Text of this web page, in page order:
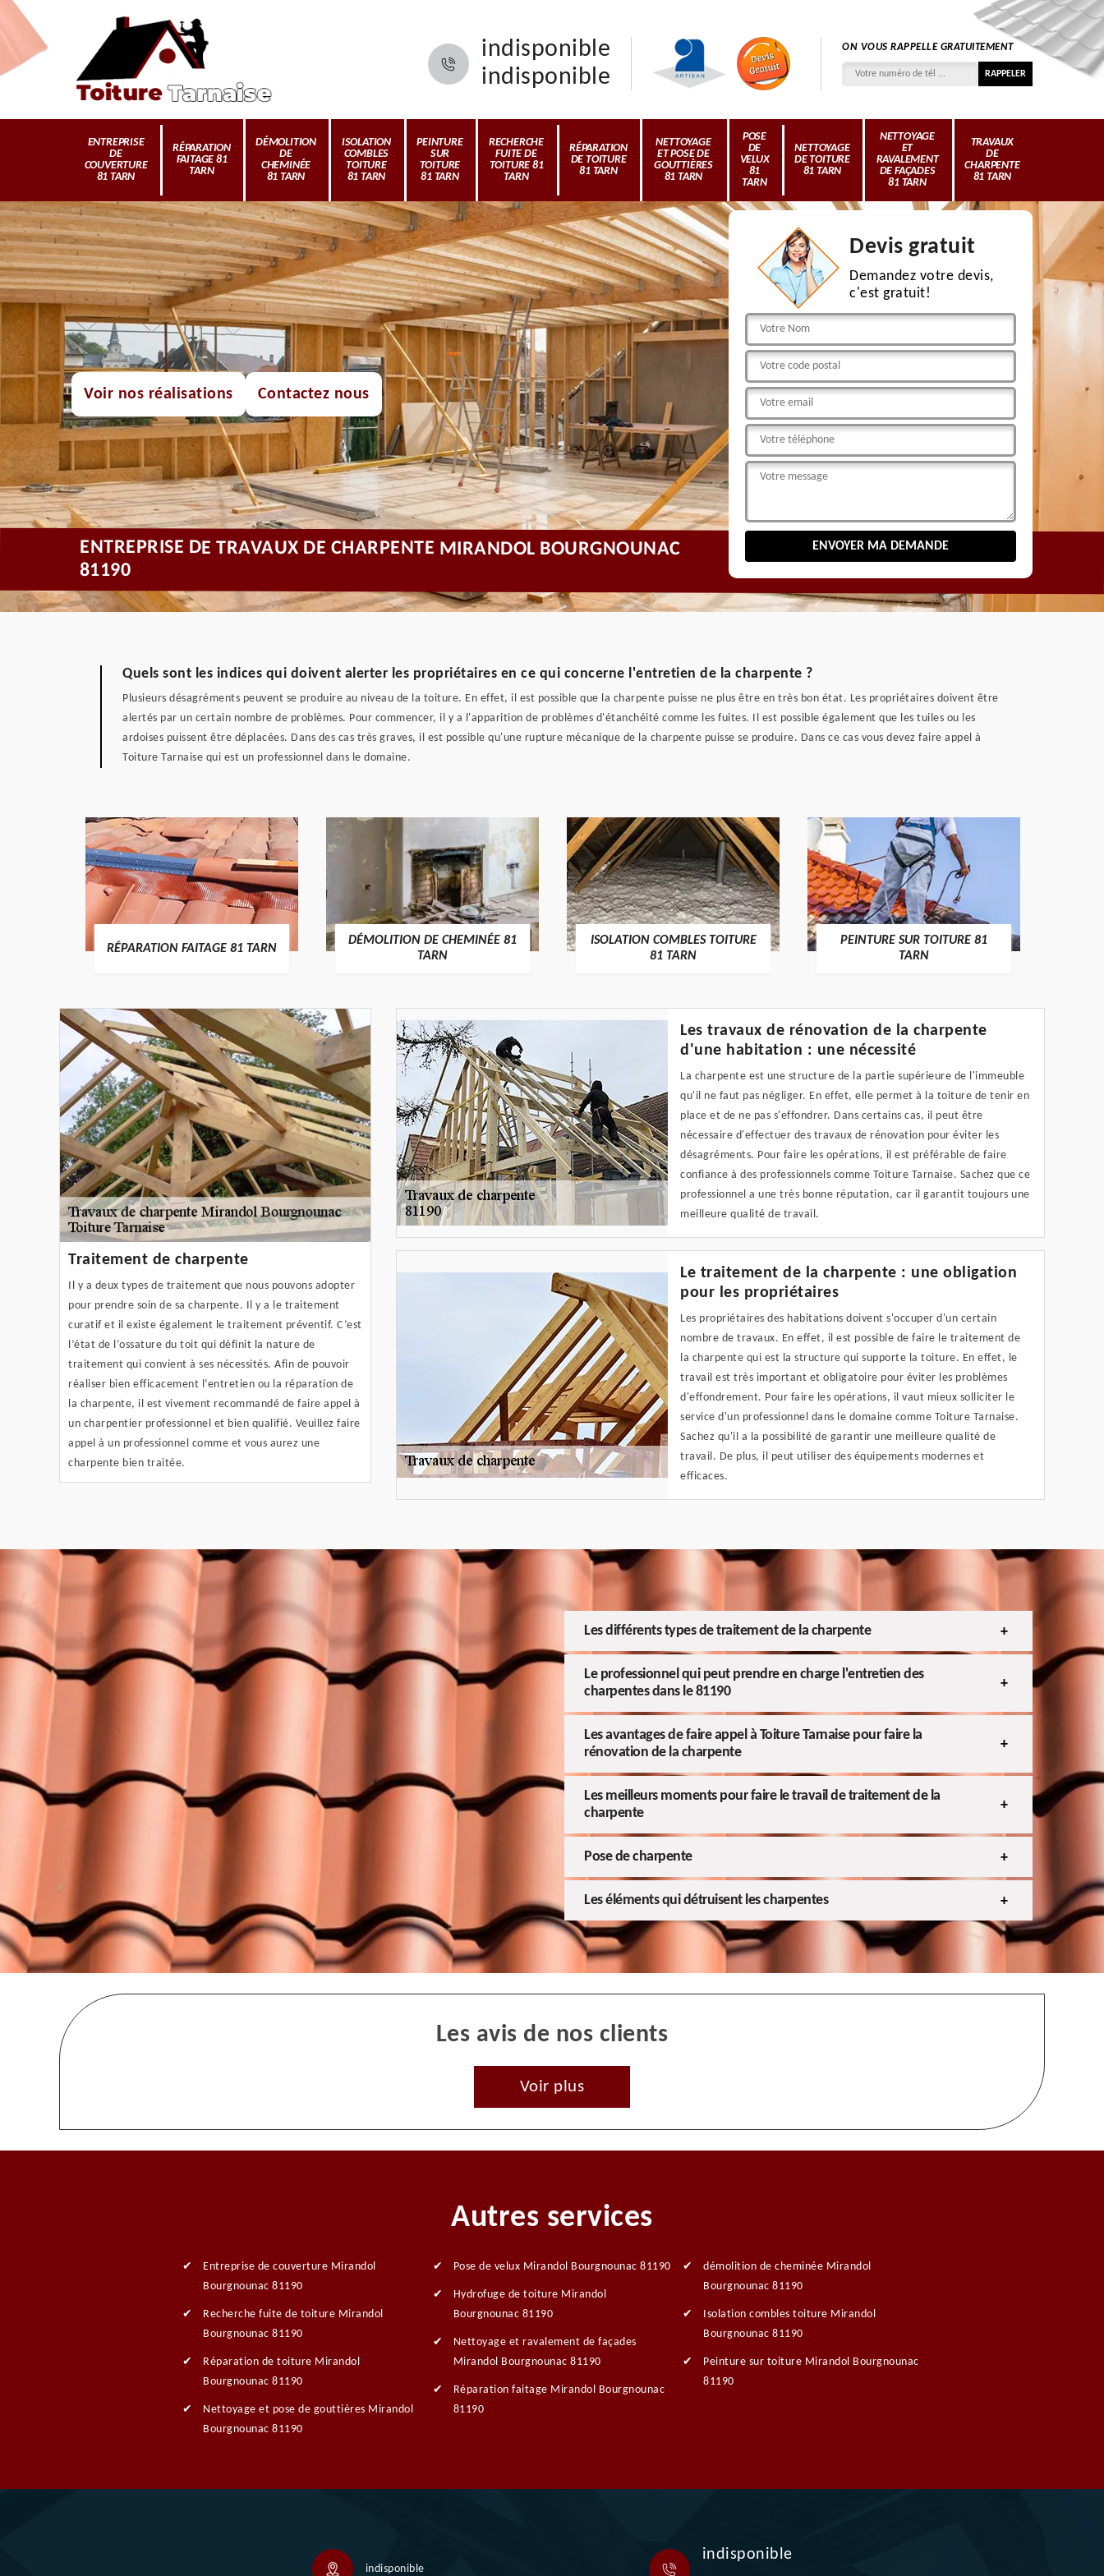
indisponible
indisponible
ON VOUS RAPPELLE GRATUITEMENT
ENTREPRISE
DE
COUVERTURE
81 TARN
RÉPARATION
FAITAGE 81
TARN
DÉMOLITION
DE
CHEMINÉE
81 TARN
ISOLATION
COMBLES
TOITURE
81 TARN
PEINTURE
SUR
TOITURE
81 TARN
RECHERCHE
FUITE DE
TOITURE 81
TARN
RÉPARATION
DE TOITURE
81 TARN
NETTOYAGE
ET POSE DE
GOUTTIÈRES
81 TARN
POSE
DE
VELUX
81
TARN
NETTOYAGE
DE TOITURE
81 TARN
NETTOYAGE
ET
RAVALEMENT
DE FAÇADES
81 TARN
TRAVAUX
DE
CHARPENTE
81 TARN
Voir nos réalisations Contactez nous
Devis gratuit
Demandez votre devis,
c'est gratuit!
ENTREPRISE DE TRAVAUX DE CHARPENTE MIRANDOL BOURGNOUNAC
81190
Quels sont les indices qui doivent alerter les propriétaires en ce qui concerne l'entretien de la charpente ?
Plusieurs désagréments peuvent se produire au niveau de la toiture. En effet, il est possible que la charpente puisse ne plus être en très bon état. Les propriétaires doivent être
alertés par un certain nombre de problèmes. Pour commencer, il y a l'apparition de problèmes d'étanchéité comme les fuites. Il est possible également que les tuiles ou les
ardoises puissent être déplacées. Dans des cas très graves, il est possible qu'une rupture mécanique de la charpente puisse se produire. Dans ce cas vous devez faire appel à
Toiture Tarnaise qui est un professionnel dans le domaine.
RÉPARATION FAITAGE 81 TARN
DÉMOLITION DE CHEMINÉE 81
TARN
ISOLATION COMBLES TOITURE
81 TARN
PEINTURE SUR TOITURE 81
TARN
Traitement de charpente
Il y a deux types de traitement que nous pouvons adopter
pour prendre soin de sa charpente. Il y a le traitement
curatif et il existe également le traitement préventif. C’est
l’état de l’ossature du toit qui définit la nature de
traitement qui convient à ses nécessités. Afin de pouvoir
réaliser bien efficacement l’entretien ou la réparation de
la charpente, il est vivement recommandé de faire appel à
un charpentier professionnel et bien qualifié. Veuillez faire
appel à un professionnel comme et vous aurez une
charpente bien traitée.
Les travaux de rénovation de la charpente
d'une habitation : une nécessité
La charpente est une structure de la partie supérieure de l'immeuble
qu'il ne faut pas négliger. En effet, elle permet à la toiture de tenir en
place et de ne pas s'effondrer. Dans certains cas, il peut être
nécessaire d'effectuer des travaux de rénovation pour éviter les
désagréments. Pour faire les opérations, il est préférable de faire
confiance à des professionnels comme Toiture Tarnaise. Sachez que ce
professionnel a une très bonne réputation, car il garantit toujours une
meilleure qualité de travail.
Le traitement de la charpente : une obligation
pour les propriétaires
Les propriétaires des habitations doivent s'occuper d'un certain
nombre de travaux. En effet, il est possible de faire le traitement de
la charpente qui est la structure qui supporte la toiture. En effet, le
travail est très important et obligatoire pour éviter les problèmes
d'effondrement. Pour faire les opérations, il vaut mieux solliciter le
service d'un professionnel dans le domaine comme Toiture Tarnaise.
Sachez qu'il a la possibilité de garantir une meilleure qualité de
travail. De plus, il peut utiliser des équipements modernes et
efficaces.
Les différents types de traitement de la charpente
Le professionnel qui peut prendre en charge l'entretien des
charpentes dans le 81190
Les avantages de faire appel à Toiture Tarnaise pour faire la
rénovation de la charpente
Les meilleurs moments pour faire le travail de traitement de la
charpente
Pose de charpente
Les éléments qui détruisent les charpentes
Les avis de nos clients
Voir plus
Autres services
Entreprise de couverture Mirandol
Bourgnounac 81190
Recherche fuite de toiture Mirandol
Bourgnounac 81190
Réparation de toiture Mirandol
Bourgnounac 81190
Nettoyage et pose de gouttières Mirandol
Bourgnounac 81190
Pose de velux Mirandol Bourgnounac 81190
Hydrofuge de toiture Mirandol
Bourgnounac 81190
Nettoyage et ravalement de façades
Mirandol Bourgnounac 81190
Réparation faitage Mirandol Bourgnounac
81190
démolition de cheminée Mirandol
Bourgnounac 81190
Isolation combles toiture Mirandol
Bourgnounac 81190
Peinture sur toiture Mirandol Bourgnounac
81190
indisponible
indisponible